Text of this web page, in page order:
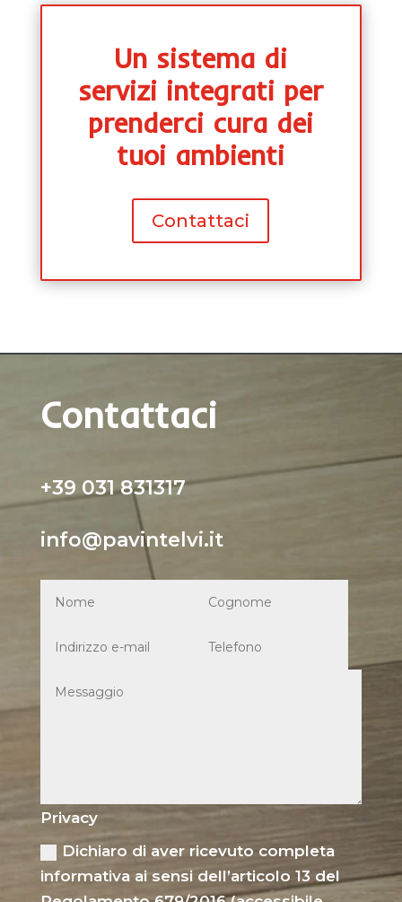
Un sistema di
servizi integrati per
prenderci cura dei
tuoi ambienti
Contattaci
Contattaci
+39 031 831317
info@pavintelvi.it
Privacy
Dichiaro di aver ricevuto completa
informativa ai sensi dell’articolo 13 del